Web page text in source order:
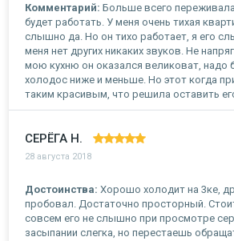
Комментарий: Больше всего
будет работать. У меня очень тихая
слышно да. Но он тихо работает, я его
меня нет других никаких звуков. Не
мою кухню он оказался великоват, надо
холодос ниже и меньше. Но этот когда
таким красивым, что решила оставить
СЕРЁГА Н.
28 августа 2018
Достоинства: Хорошо холодит на 3ке,
пробовал. Достаточно просторный.
совсем его не слышно при просмотре
засыпании слегка, но перестаешь